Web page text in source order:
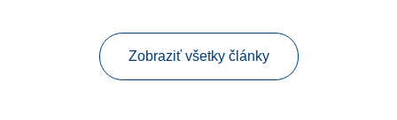
Zobraziť všetky články